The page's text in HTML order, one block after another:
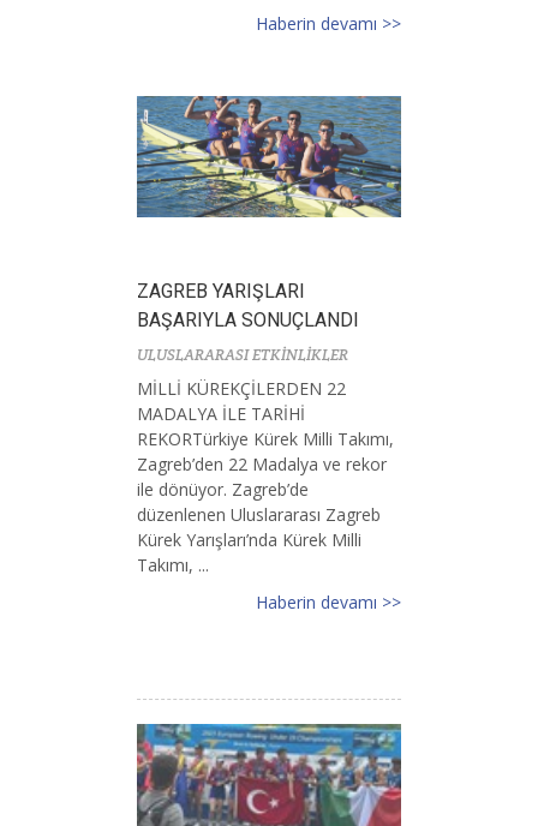
Haberin devamı >>
ZAGREB YARIŞLARI
BAŞARIYLA SONUÇLANDI
ULUSLARARASI ETKİNLİKLER
MİLLİ KÜREKÇİLERDEN 22
MADALYA İLE TARİHİ
REKORTürkiye Kürek Milli Takımı,
Zagreb’den 22 Madalya ve rekor
ile dönüyor. Zagreb’de
düzenlenen Uluslararası Zagreb
Kürek Yarışları’nda Kürek Milli
Takımı, ...
Haberin devamı >>